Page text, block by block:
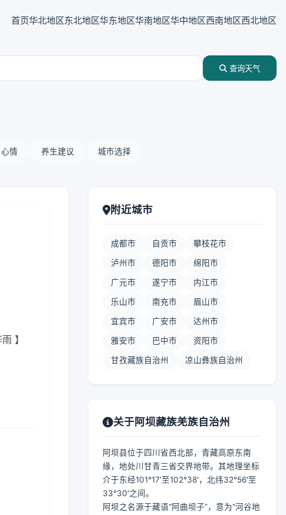
首页华北地区东北地区华东地区华南地区华中地区西南地区西北地区
查询天气
心情 养生建议 城市选择
】
附近城市
成都市 自贡市 攀枝花市
泸州市 德阳市 绵阳市
广元市 遂宁市 内江市
乐山市 南充市 眉山市
宜宾市 广安市 达州市
雅安市 巴中市 资阳市
甘孜藏族自治州 凉山彝族自治州
关于阿坝藏族羌族自治州
阿坝县位于四川省西北部，青藏高原东南
缘，地处川甘青三省交界地带。其地理坐标
介于东经101°17′至102°38′，北纬32°56′至
33°30′之间。
阿坝之名源于藏语“阿曲坝子”，意为“河谷地